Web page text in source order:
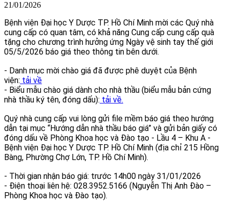
21/01/2026
Bệnh viện Đại học Y Dược TP. Hồ Chí Minh mời các Quý nhà
cung cấp có quan tâm, có khả năng Cung cấp cung cấp quà
tặng cho chương trình hưởng ứng Ngày vệ sinh tay thế giới
05/5/2026 báo giá theo thông tin bên dưới.
- Danh mục mời chào giá đã được phê duyệt của Bệnh
viện: tải về
- Biểu mẫu chào giá dành cho nhà thầu (biểu mẫu bản cứng
nhà thầu ký tên, đóng dấu): tải về.
Quý nhà cung cấp vui lòng gửi file mềm báo giá theo hướng
dẫn tại mục “Hướng dẫn nhà thầu báo giá” và gửi bản giấy có
đóng dấu về Phòng Khoa học và Đào tạo - Lầu 4 – Khu A -
Bệnh viện Đại học Y Dược TP. Hồ Chí Minh (địa chỉ 215 Hồng
Bàng, Phường Chợ Lớn, TP. Hồ Chí Minh).
- Thời gian nhận báo giá: trước 14h00 ngày 31/01/2026
- Điện thoại liên hệ: 028.3952.5166 (Nguyễn Thị Anh Đào –
Phòng Khoa học và Đào tạo).